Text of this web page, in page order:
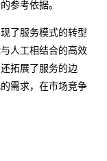
参考依据。
了服务模式的转型
人工相结合的高效
拓展了服务的边
需求，在市场竞争